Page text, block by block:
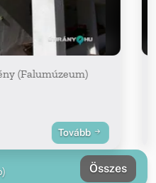
(Falumúzeum)
Tovább
Összes